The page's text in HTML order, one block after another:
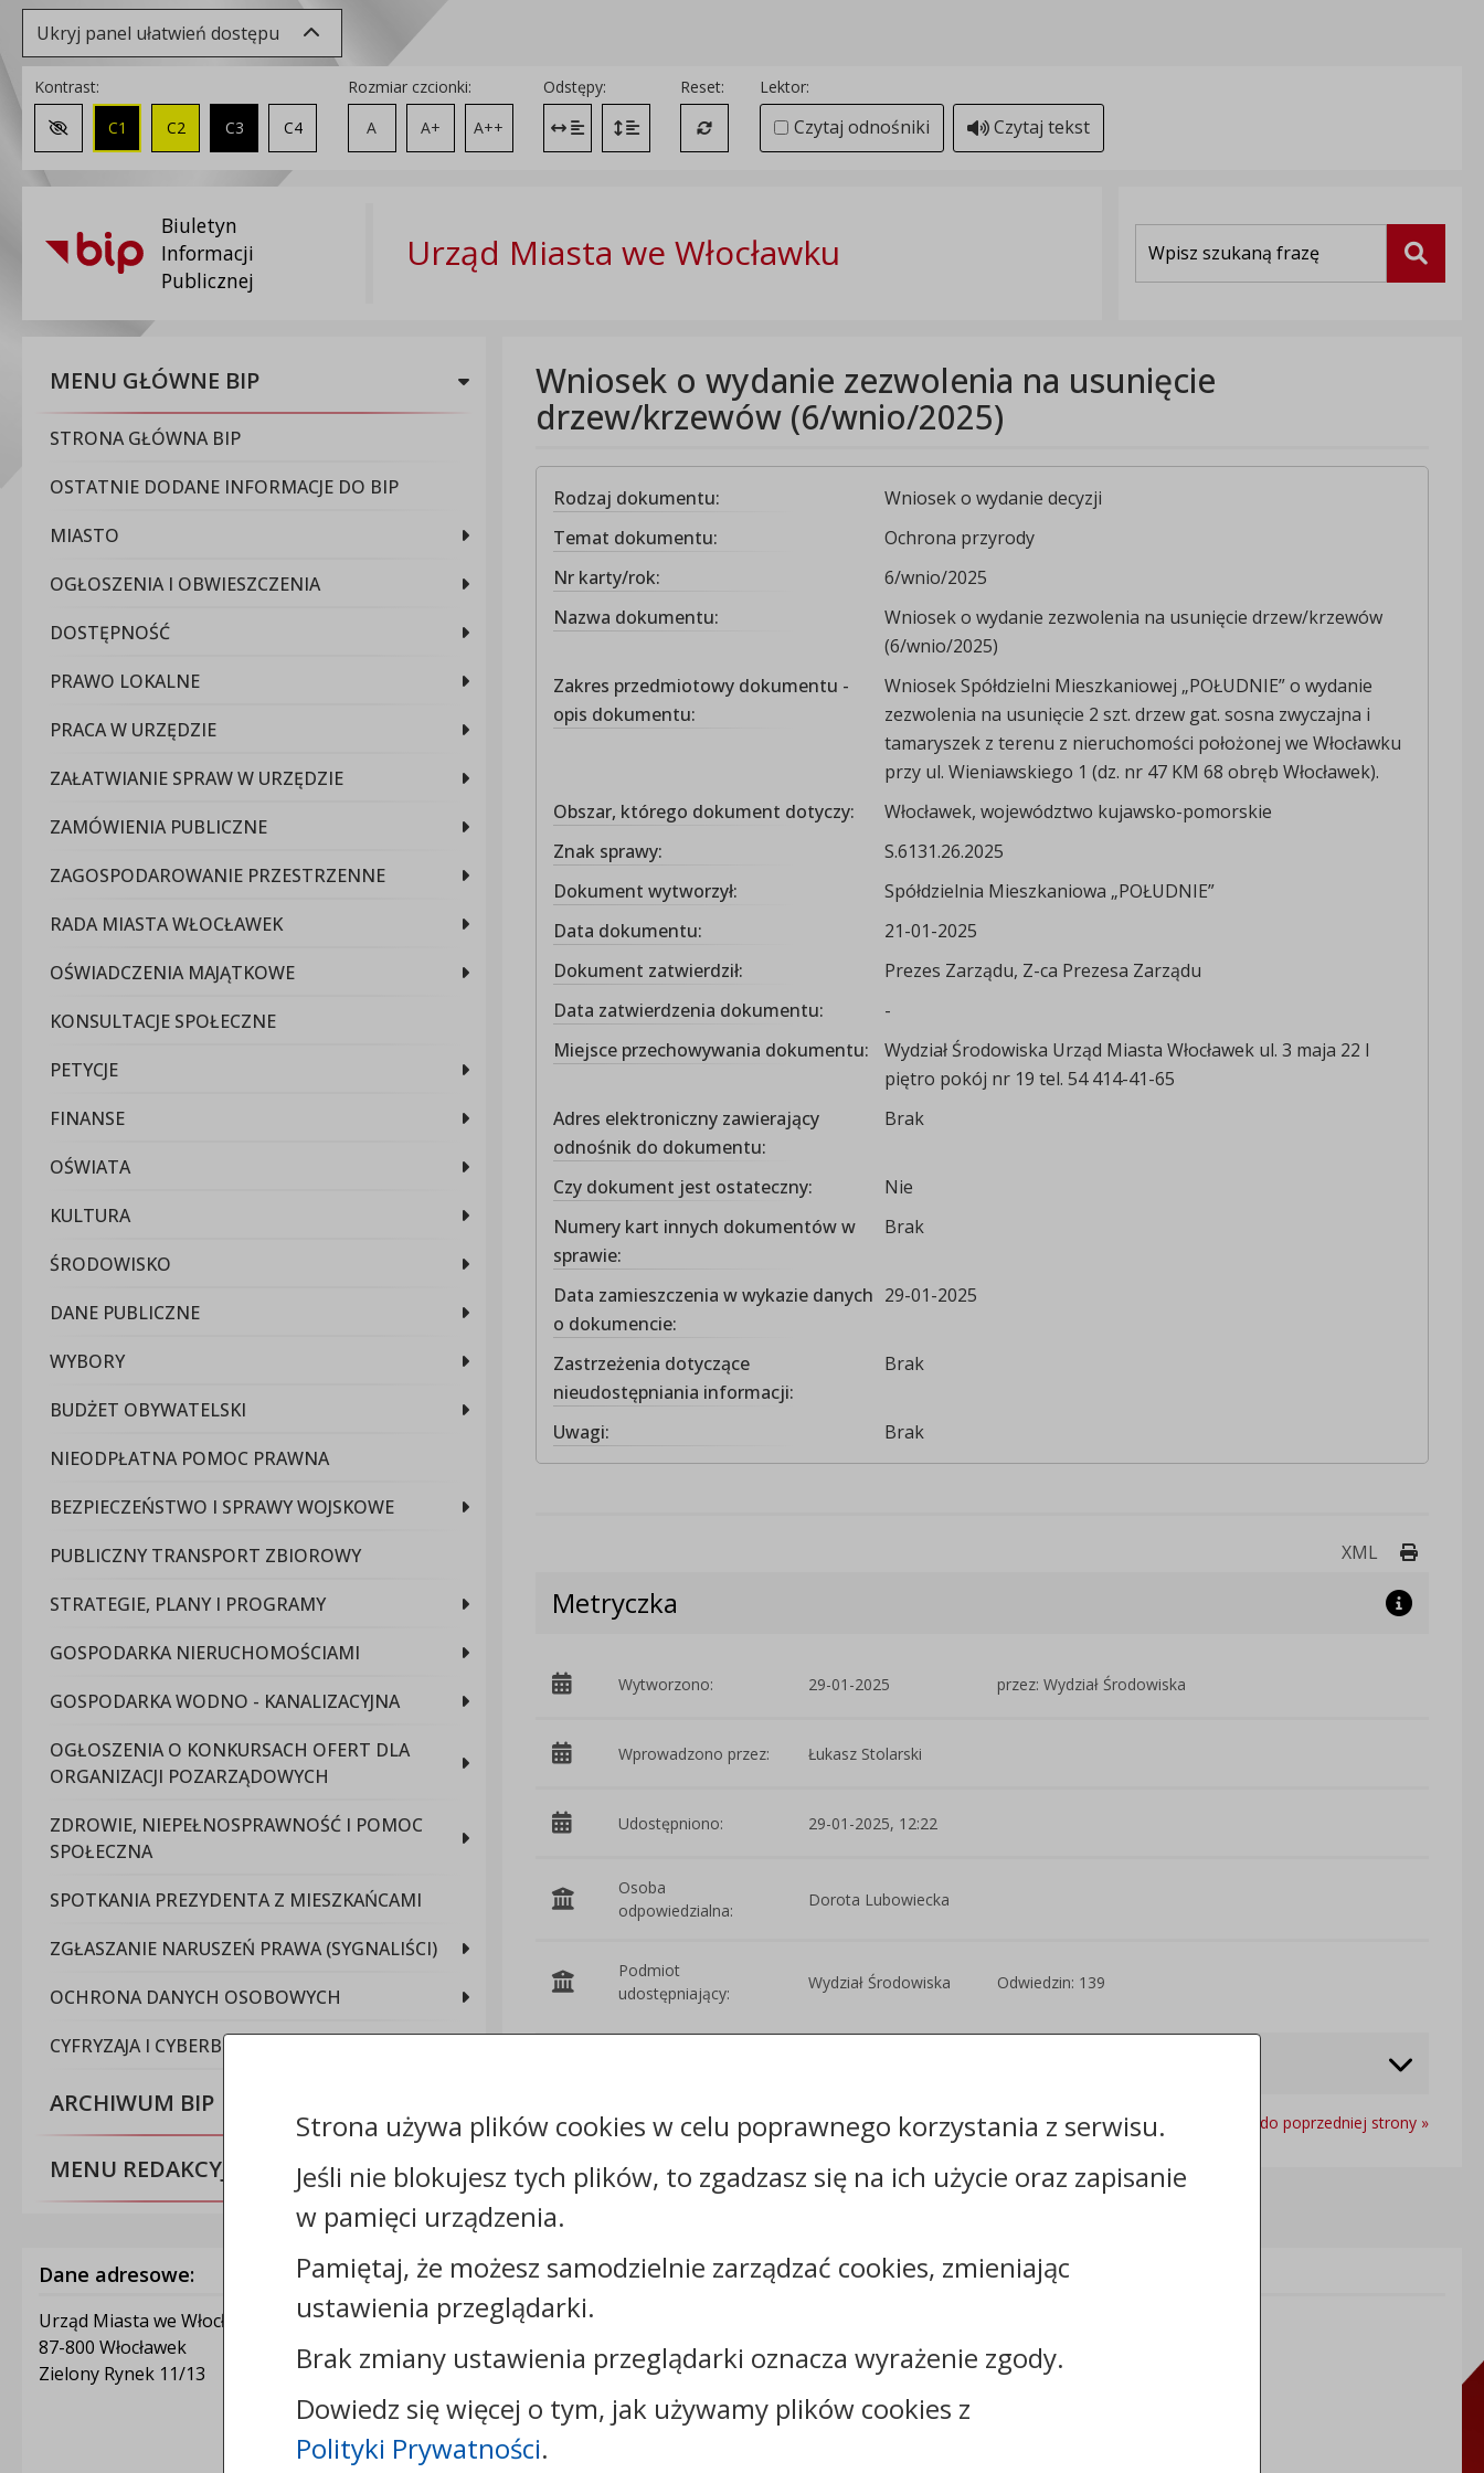
Ukryj panel ułatwień dostępu
Kontrast:
Zmień kontrast na domyślny
C1 C2 C3 C4
Rozmiar czcionki:
A
A+ A++
Odstępy:
Zmień odstęp między literami
Zmień interlinię i margines między paragrafami
Reset:
Przywróć ustawienia domyślne
Lektor:
Czytaj odnośniki Czytaj tekst
Biuletyn
Informacji
Publicznej
Urząd Miasta we Włocławku Szukaj
MENU GŁÓWNE BIP
STRONA GŁÓWNA BIP
OSTATNIE DODANE INFORMACJE DO BIP
MIASTO
OGŁOSZENIA I OBWIESZCZENIA
DOSTĘPNOŚĆ
PRAWO LOKALNE
PRACA W URZĘDZIE
ZAŁATWIANIE SPRAW W URZĘDZIE
ZAMÓWIENIA PUBLICZNE
ZAGOSPODAROWANIE PRZESTRZENNE
RADA MIASTA WŁOCŁAWEK
OŚWIADCZENIA MAJĄTKOWE
KONSULTACJE SPOŁECZNE
PETYCJE
FINANSE
OŚWIATA
KULTURA
ŚRODOWISKO
DANE PUBLICZNE
WYBORY
BUDŻET OBYWATELSKI
NIEODPŁATNA POMOC PRAWNA
BEZPIECZEŃSTWO I SPRAWY WOJSKOWE
PUBLICZNY TRANSPORT ZBIOROWY
STRATEGIE, PLANY I PROGRAMY
GOSPODARKA NIERUCHOMOŚCIAMI
GOSPODARKA WODNO - KANALIZACYJNA
OGŁOSZENIA O KONKURSACH OFERT DLA
ORGANIZACJI POZARZĄDOWYCH
ZDROWIE, NIEPEŁNOSPRAWNOŚĆ I POMOC
SPOŁECZNA
SPOTKANIA PREZYDENTA Z MIESZKAŃCAMI
ZGŁASZANIE NARUSZEŃ PRAWA (SYGNALIŚCI)
OCHRONA DANYCH OSOBOWYCH
CYFRYZAJA I CYBERBEZPIECZEŃSTWO
ARCHIWUM BIP
MENU REDAKCYJNE
Wniosek o wydanie zezwolenia na usunięcie
drzew/krzewów (6/wnio/2025)
Rodzaj dokumentu:
Wniosek o wydanie decyzji
Temat dokumentu:
Ochrona przyrody
Nr karty/rok:
6/wnio/2025
Nazwa dokumentu:
Wniosek o wydanie zezwolenia na usunięcie drzew/krzewów
(6/wnio/2025)
Zakres przedmiotowy dokumentu -
opis dokumentu:
Wniosek Spółdzielni Mieszkaniowej „POŁUDNIE” o wydanie
zezwolenia na usunięcie 2 szt. drzew gat. sosna zwyczajna i
tamaryszek z terenu z nieruchomości położonej we Włocławku
przy ul. Wieniawskiego 1 (dz. nr 47 KM 68 obręb Włocławek).
Obszar, którego dokument dotyczy:
Włocławek, województwo kujawsko-pomorskie
Znak sprawy:
S.6131.26.2025
Dokument wytworzył:
Spółdzielnia Mieszkaniowa „POŁUDNIE”
Data dokumentu:
21-01-2025
Dokument zatwierdził:
Prezes Zarządu, Z-ca Prezesa Zarządu
Data zatwierdzenia dokumentu:
-
Miejsce przechowywania dokumentu:
Wydział Środowiska Urząd Miasta Włocławek ul. 3 maja 22 I
piętro pokój nr 19 tel. 54 414-41-65
Adres elektroniczny zawierający
odnośnik do dokumentu:
Brak
Czy dokument jest ostateczny:
Nie
Numery kart innych dokumentów w
sprawie:
Brak
Data zamieszczenia w wykazie danych
o dokumencie:
29-01-2025
Zastrzeżenia dotyczące
nieudostępniania informacji:
Brak
Uwagi: Brak
XML Drukuj
Metryczka
Wytworzono: 29-01-2025 przez: Wydział Środowiska
Wprowadzono przez: Łukasz Stolarski
Udostępniono: 29-01-2025, 12:22
Osoba
odpowiedzialna:
Dorota Lubowiecka
Podmiot
udostępniający:
Wydział Środowiska Odwiedzin: 139
Powrót do poprzedniej strony »
Dane adresowe:
Urząd Miasta we Włocławku
87-800 Włocławek
Zielony Rynek 11/13
Kontakt:
tel.:+48544144000
faks: +48544144444
e-mail:poczta@um.wloclawek.pl
skrytka ePUAP: /umwloclawek/SkrytkaESP lub
/umwloclawek/skrytka
strona www:
Informacje dodatkowe:
REGON: 910866910
TERYT: 0464011
Strona używa plików cookies w celu poprawnego korzystania z serwisu.
Jeśli nie blokujesz tych plików, to zgadzasz się na ich użycie oraz zapisanie
w pamięci urządzenia.
Pamiętaj, że możesz samodzielnie zarządzać cookies, zmieniając
ustawienia przeglądarki.
Brak zmiany ustawienia przeglądarki oznacza wyrażenie zgody.
Dowiedz się więcej o tym, jak używamy plików cookies z
Polityki Prywatności.